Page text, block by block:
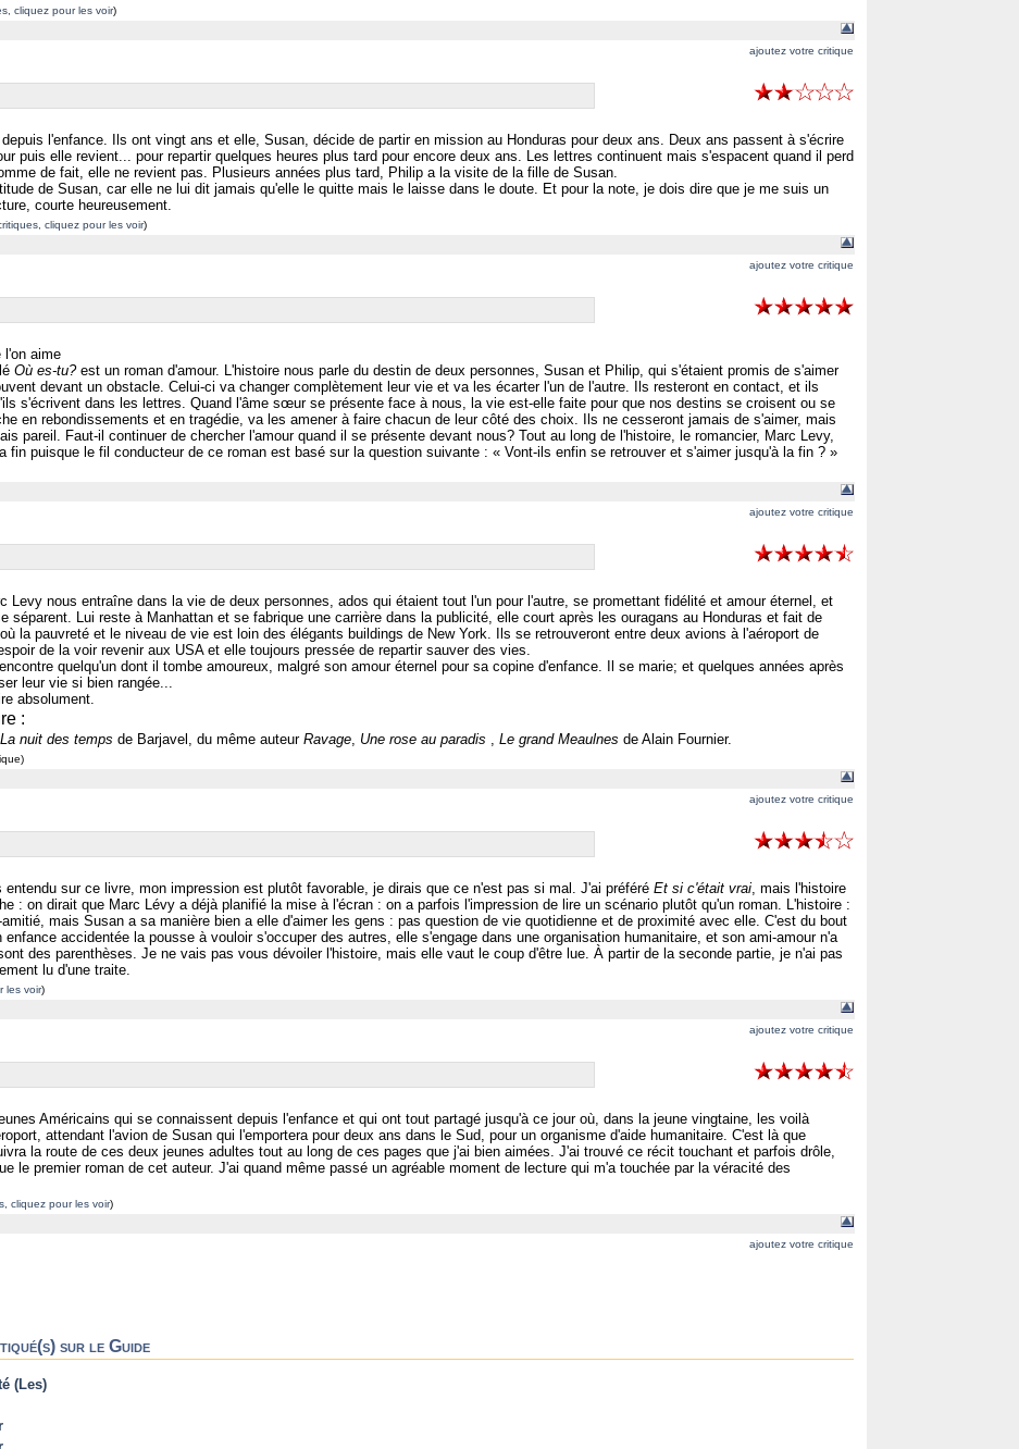
cliquez pour les voir)
ajoutez votre critique
l'enfance. Ils ont vingt ans et elle, Susan, décide de partir en mission au Honduras pour deux ans. Deux ans passent à s'écrire
puis elle revient... pour repartir quelques heures plus tard pour encore deux ans. Les lettres continuent mais s'espacent quand il perd
de fait, elle ne revient pas. Plusieurs années plus tard, Philip a la visite de la fille de Susan.
de Susan, car elle ne lui dit jamais qu'elle le quitte mais le laisse dans le doute. Et pour la note, je dois dire que je me suis un
courte heureusement.
cliquez pour les voir)
ajoutez votre critique
l'on aime
Où es-tu?est un roman d'amour. L'histoire nous parle du destin de deux personnes, Susan et Philip, qui s'étaient promis de s'aimer
devant un obstacle. Celui-ci va changer complètement leur vie et va les écarter l'un de l'autre. Ils resteront en contact, et ils
s'écrivent dans les lettres. Quand l'âme sœur se présente face à nous, la vie est-elle faite pour que nos destins se croisent ou se
en rebondissements et en tragédie, va les amener à faire chacun de leur côté des choix. Ils ne cesseront jamais de s'aimer, mais
pareil. Faut-il continuer de chercher l'amour quand il se présente devant nous? Tout au long de l'histoire, le romancier, Marc Levy,
fin puisque le fil conducteur de ce roman est basé sur la question suivante : « Vont-ils enfin se retrouver et s'aimer jusqu'à la fin ? »
ajoutez votre critique
Levy nous entraîne dans la vie de deux personnes, ados qui étaient tout l'un pour l'autre, se promettant fidélité et amour éternel, et
séparent. Lui reste à Manhattan et se fabrique une carrière dans la publicité, elle court après les ouragans au Honduras et fait de
la pauvreté et le niveau de vie est loin des élégants buildings de New York. Ils se retrouveront entre deux avions à l'aéroport de
de la voir revenir aux USA et elle toujours pressée de repartir sauver des vies.
quelqu'un dont il tombe amoureux, malgré son amour éternel pour sa copine d'enfance. Il se marie; et quelques années après
leur vie si bien rangée...
absolument.
:
La nuit des temps de Barjavel, du même auteur Ravage, Une rose au paradis , Le grand Meaulnes de Alain Fournier.
ajoutez votre critique
sur ce livre, mon impression est plutôt favorable, je dirais que ce n'est pas si mal. J'ai préféré Et si c'était vrai, mais l'histoire
: on dirait que Marc Lévy a déjà planifié la mise à l'écran : on a parfois l'impression de lire un scénario plutôt qu'un roman. L'histoire :
mais Susan a sa manière bien a elle d'aimer les gens : pas question de vie quotidienne et de proximité avec elle. C'est du bout
enfance accidentée la pousse à vouloir s'occuper des autres, elle s'engage dans une organisation humanitaire, et son ami-amour n'a
des parenthèses. Je ne vais pas vous dévoiler l'histoire, mais elle vaut le coup d'être lue. À partir de la seconde partie, je n'ai pas
lu d'une traite.
les voir)
ajoutez votre critique
Américains qui se connaissent depuis l'enfance et qui ont tout partagé jusqu'à ce jour où, dans la jeune vingtaine, les voilà
attendant l'avion de Susan qui l'emportera pour deux ans dans le Sud, pour un organisme d'aide humanitaire. C'est là que
la route de ces deux jeunes adultes tout au long de ces pages que j'ai bien aimées. J'ai trouvé ce récit touchant et parfois drôle,
le premier roman de cet auteur. J'ai quand même passé un agréable moment de lecture qui m'a touchée par la véracité des
cliquez pour les voir)
ajoutez votre critique
sur le Guide
(Les)